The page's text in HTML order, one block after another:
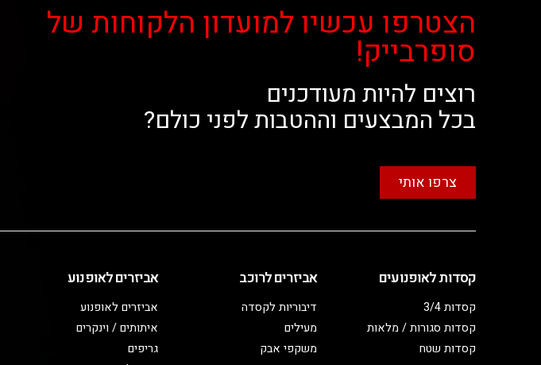
הצטרפו עכשיו למועדון הלקוחות של
סופרבייק!
רוצים להיות מעודכנים
בכל המבצעים וההטבות לפני כולם?
צרפו אותי
קסדות לאופנועים
קסדות 3/4
קסדות סגורות / מלאות
קסדות שטח
אביזרים לרוכב
דיבוריות לקסדה
מעילים
משקפי אבק
אביזרים לאופנוע
אביזרים לאופנוע
איתותים / וינקרים
גריפים